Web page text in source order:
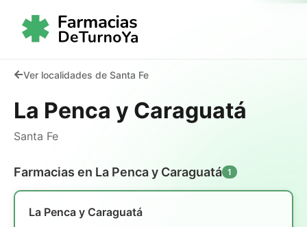
Ver localidades de Santa Fe
La Penca y Caraguatá
Santa Fe
Farmacias en La Penca y Caraguatá 1
La Penca y Caraguatá